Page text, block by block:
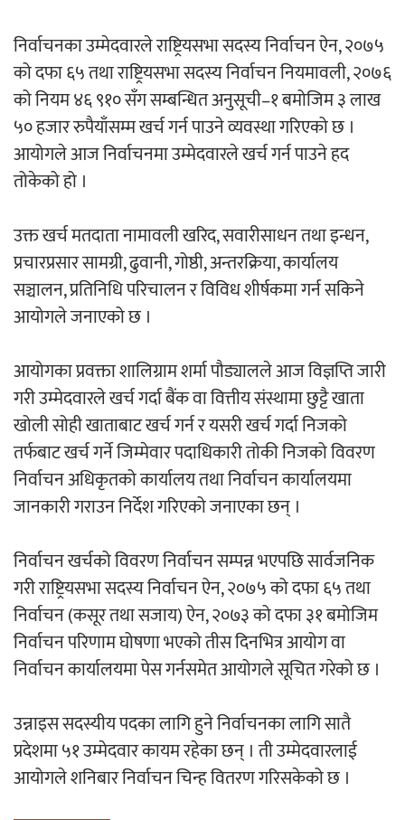
‘आइतबारको अफिस’ को परिचर्चा सम्पन्न
मुक्तकसङ्ग्रह लोकार्पण
‘दुर्गा’ निर्माण गर्दै सम्राट
चलचित्र ‘माया भनेकै यस्तो होला’को शीर्ष गीत
निर्वाचनका उम्मेदवारले राष्ट्रियसभा सदस्य निर्वाचन ऐन, २०७५
को दफा ६५ तथा राष्ट्रियसभा सदस्य निर्वाचन नियमावली, २०७६
को नियम ४६ ९१० सँग सम्बन्धित अनुसूची–१ बमोजिम ३ लाख
५० हजार रुपैयाँसम्म खर्च गर्न पाउने व्यवस्था गरिएको छ ।
आयोगले आज निर्वाचनमा उम्मेदवारले खर्च गर्न पाउने हद
तोकेको हो ।
उक्त खर्च मतदाता नामावली खरिद, सवारीसाधन तथा इन्धन,
प्रचारप्रसार सामग्री, ढुवानी, गोष्ठी, अन्तरक्रिया, कार्यालय
सञ्चालन, प्रतिनिधि परिचालन र विविध शीर्षकमा गर्न सकिने
आयोगले जनाएको छ ।
आयोगका प्रवक्ता शालिग्राम शर्मा पौड्यालले आज विज्ञप्ति जारी
गरी उम्मेदवारले खर्च गर्दा बैंक वा वित्तीय संस्थामा छुट्टै खाता
खोली सोही खाताबाट खर्च गर्न र यसरी खर्च गर्दा निजको
तर्फबाट खर्च गर्ने जिम्मेवार पदाधिकारी तोकी निजको विवरण
निर्वाचन अधिकृतको कार्यालय तथा निर्वाचन कार्यालयमा
जानकारी गराउन निर्देश गरिएको जनाएका छन् ।
निर्वाचन खर्चको विवरण निर्वाचन सम्पन्न भएपछि सार्वजनिक
गरी राष्ट्रियसभा सदस्य निर्वाचन ऐन, २०७५ को दफा ६५ तथा
निर्वाचन (कसूर तथा सजाय) ऐन, २०७३ को दफा ३१ बमोजिम
निर्वाचन परिणाम घोषणा भएको तीस दिनभित्र आयोग वा
निर्वाचन कार्यालयमा पेस गर्नसमेत आयोगले सूचित गरेको छ ।
उन्नाइस सदस्यीय पदका लागि हुने निर्वाचनका लागि सातै
प्रदेशमा ५१ उम्मेदवार कायम रहेका छन् । ती उम्मेदवारलाई
आयोगले शनिबार निर्वाचन चिन्ह वितरण गरिसकेको छ ।